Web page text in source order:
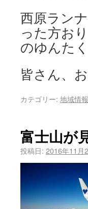
西原ラン
った方お
のゆんた
皆さん、
カテゴリー: 地域情報
富士山が
投稿日: 2016年11月